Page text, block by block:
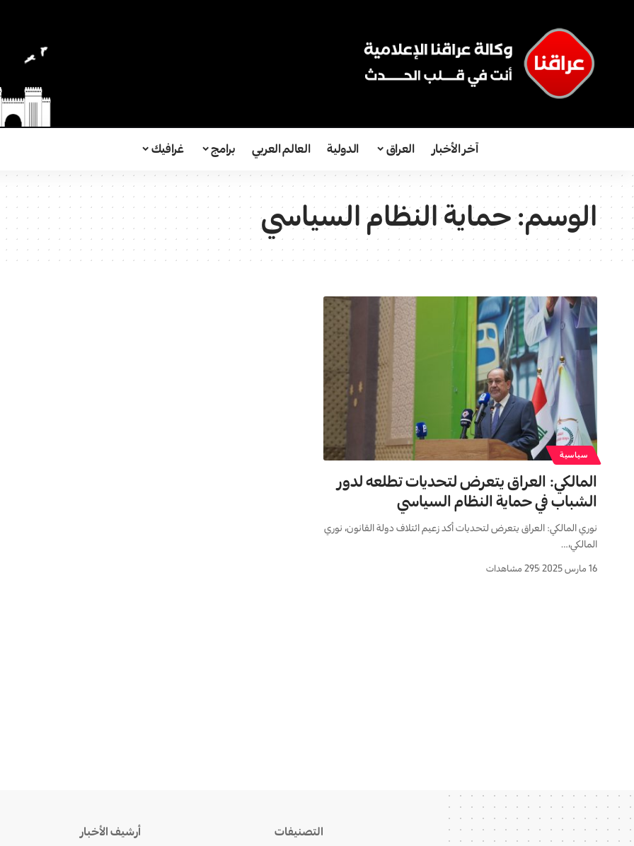
آخر الأخبار العراق الدولية العالم العربي برامج غرافيك
الوسم:حماية النظام السياسي
سياسية
المالكي: العراق يتعرض لتحديات تطلعه لدور
الشباب في حماية النظام السياسي
نوري المالكي: العراق يتعرض لتحديات أكد زعيم ائتلاف دولة القانون، نوري
المالكي،…
16 مارس 2025 295 مشاهدات
التصنيفات أرشيف الأخبار